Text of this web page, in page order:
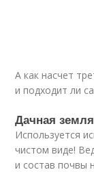
А как насчет
и подходит ли
Дачная земля
Используется
чистом виде!
и состав почвы